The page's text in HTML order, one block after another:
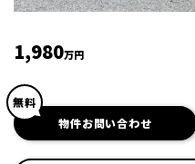
1,980万円
無料
物件お問い合わせ